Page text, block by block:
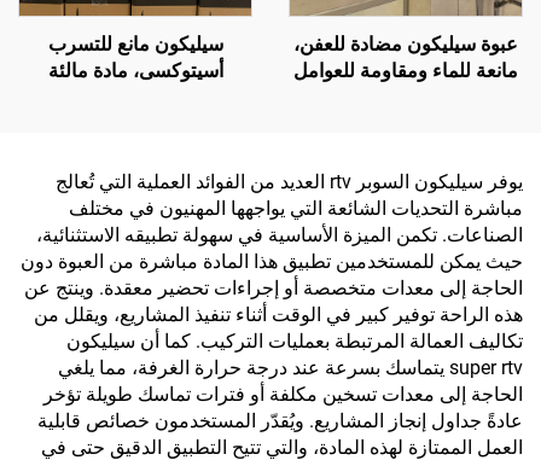
عبوة سيليكون مضادة للعفن،
مانعة للماء ومقاومة للعوامل
سيليكون مانع للتسرب
أسيتوكسى، مادة مالئة
حسب الطلب (OEM)
يوفر سيليكون السوبر rtv العديد من الفوائد العملية التي تُعالج
مباشرة التحديات الشائعة التي يواجهها المهنيون في مختلف
الصناعات. تكمن الميزة الأساسية في سهولة تطبيقه الاستثنائية،
حيث يمكن للمستخدمين تطبيق هذا المادة مباشرة من العبوة دون
الحاجة إلى معدات متخصصة أو إجراءات تحضير معقدة. وينتج عن
هذه الراحة توفير كبير في الوقت أثناء تنفيذ المشاريع، ويقلل من
تكاليف العمالة المرتبطة بعمليات التركيب. كما أن سيليكون
super rtv يتماسك بسرعة عند درجة حرارة الغرفة، مما يلغي
الحاجة إلى معدات تسخين مكلفة أو فترات تماسك طويلة تؤخر
عادةً جداول إنجاز المشاريع. ويُقدّر المستخدمون خصائص قابلية
العمل الممتازة لهذه المادة، والتي تتيح التطبيق الدقيق حتى في